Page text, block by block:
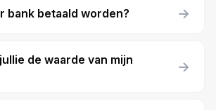
bank betaald worden? →
de waarde van mijn
→